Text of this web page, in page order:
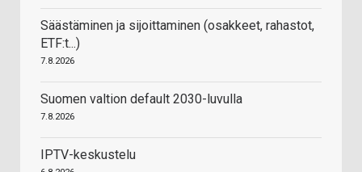
Säästäminen ja sijoittaminen (osakkeet, rahastot,
ETF:t...)
7.8.2026
Suomen valtion default 2030-luvulla
7.8.2026
IPTV-keskustelu